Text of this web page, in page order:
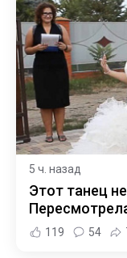
5 ч. назад
Этот танец
119 54